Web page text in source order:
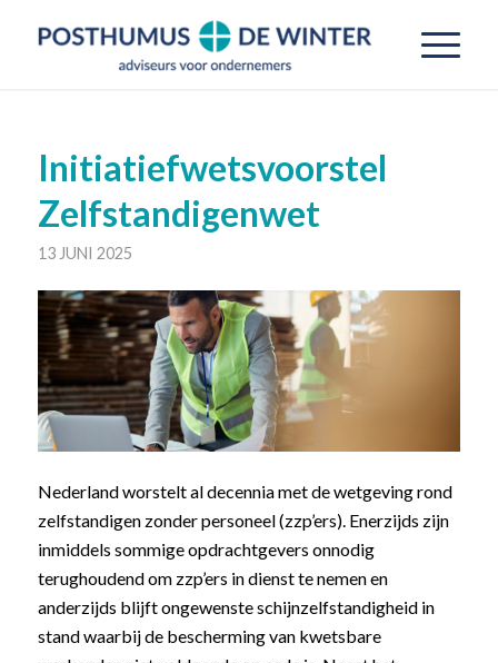
Initiatiefwetsvoorstel
Zelfstandigenwet
13 JUNI 2025
Nederland worstelt al decennia met de wetgeving rond
zelfstandigen zonder personeel (zzp’ers). Enerzijds zijn
inmiddels sommige opdrachtgevers onnodig
terughoudend om zzp’ers in dienst te nemen en
anderzijds blijft ongewenste schijnzelfstandigheid in
stand waarbij de bescherming van kwetsbare